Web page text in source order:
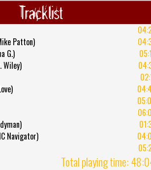
Tracklist
Patton)
G.)
Wiley)
Navigator)
Total playing time: